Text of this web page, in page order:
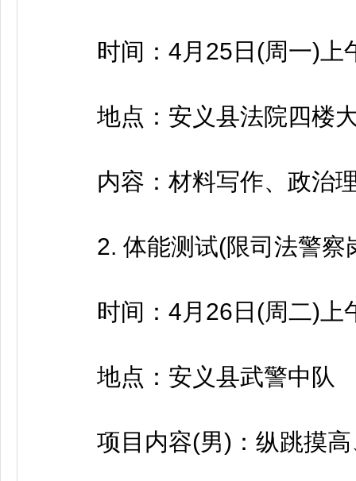
时间：4月25日(周一)上
地点：安义县法院四楼
内容：材料写作、政治
2. 体能测试(限司法警察
时间：4月26日(周二)上
地点：安义县武警中队
项目内容(男)：纵跳摸高